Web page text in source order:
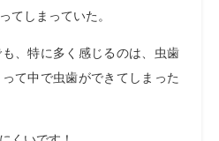
てしまっていた。
、特に多く感じるのは、虫歯
て中で虫歯ができてしまった